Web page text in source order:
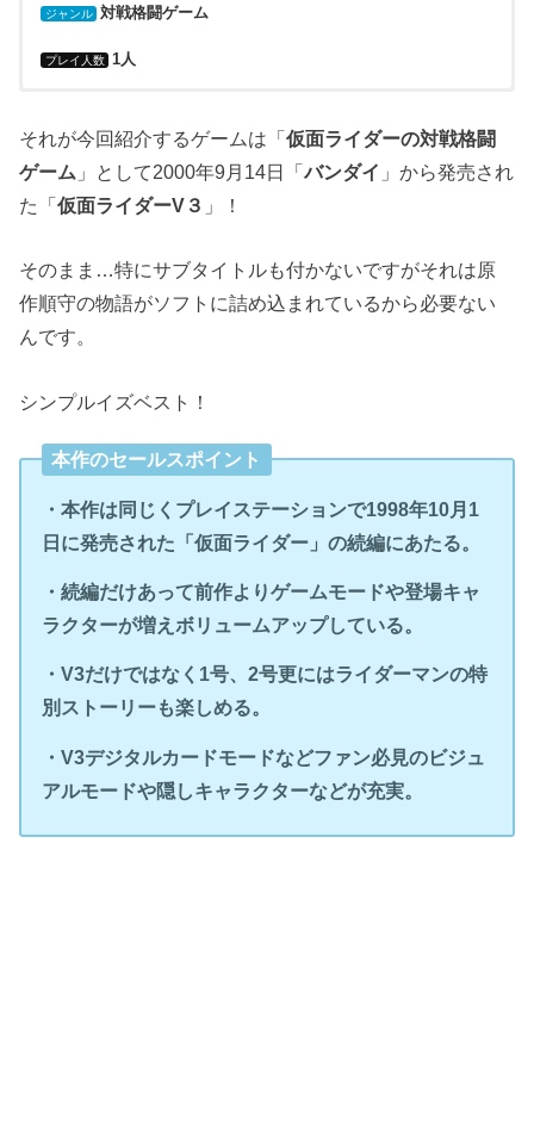
ジャンル 対戦格闘ゲーム
プレイ人数 1人
それが今回紹介するゲームは「仮面ライダーの対戦格闘
ゲーム 」として2000年9月14日「バンダイ 」から発売され
た「仮面ライダーV３ 」！
そのまま…特にサブタイトルも付かないですがそれは原
作順守の物語がソフトに詰め込まれているから必要ない
んです。
シンプルイズベスト！
本作のセールスポイント
・本作は同じくプレイステーションで1998年10月1
日に発売された「仮面ライダー」の続編にあたる。
・続編だけあって前作よりゲームモードや登場キャ
ラクターが増えボリュームアップしている。
・V3だけではなく1号、2号更にはライダーマンの特
別ストーリーも楽しめる。
・V3デジタルカードモードなどファン必見のビジュ
アルモードや隠しキャラクターなどが充実。